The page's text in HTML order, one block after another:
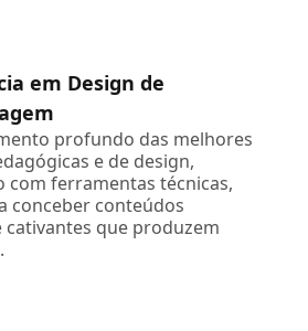
em Design de
profundo das melhores
e de design,
com ferramentas técnicas,
conceber conteúdos
cativantes que produzem